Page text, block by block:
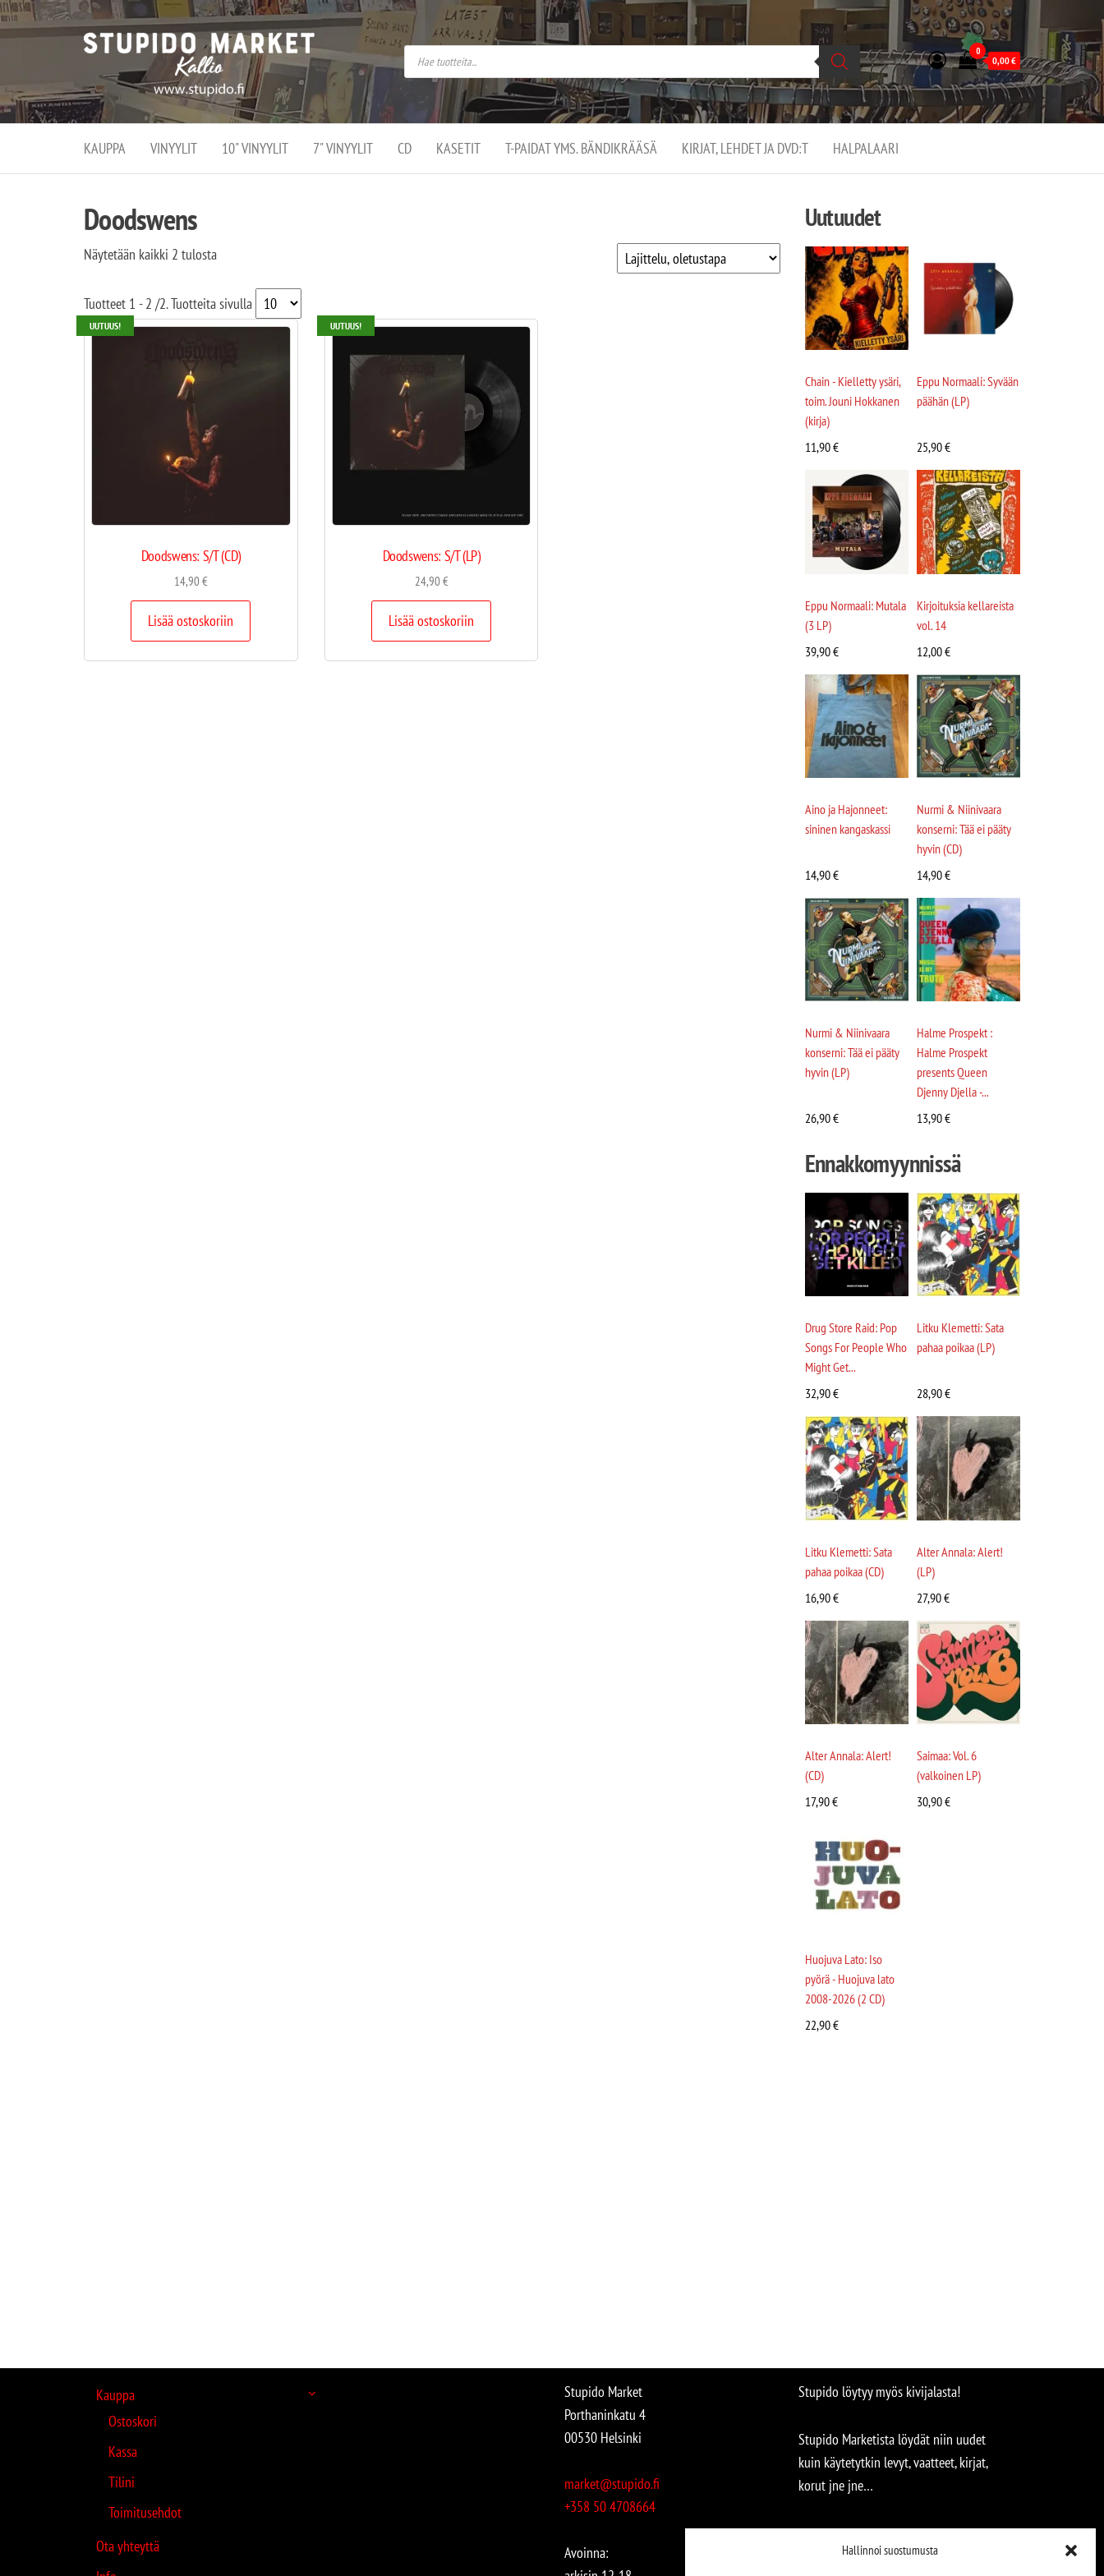
Hallinnoi suostumusta
Stupido
Market –
verkossa
ja
kivijalassa
Stupido Market on
vaihtoehtomusaan
erikoistunut
verkko- sekä
kivijalkakauppa
Helsingissä
Kallion
0
0,00€
KAUPPA VINYYLIT 10" VINYYLIT 7" VINYYLIT CD KASETIT T-PAIDAT YMS. BÄNDIKRÄÄSÄ KIRJAT, LEHDET JA DVD:T HALPALAARI
Doodswens
Näytetään kaikki 2 tulosta
Tuotteet 1 - 2 /2. Tuotteita sivulla
UUTUUS!
Doodswens: S/T (CD)
14,90€
Lisää ostoskoriin
UUTUUS!
Doodswens: S/T (LP)
24,90€
Lisää ostoskoriin
Uutuudet
Chain - Kielletty ysäri,
toim. Jouni Hokkanen
(kirja)
11,90€
Eppu Normaali: Syvään
päähän (LP)
25,90€
Eppu Normaali: Mutala
(3 LP)
39,90€
Kirjoituksia kellareista
vol. 14
12,00€
Aino ja Hajonneet:
sininen kangaskassi
14,90€
Nurmi & Niinivaara
konserni: Tää ei pääty
hyvin (CD)
14,90€
Nurmi & Niinivaara
konserni: Tää ei pääty
hyvin (LP)
26,90€
Halme Prospekt :
Halme Prospekt
presents Queen
Djenny Djella -...
13,90€
Ennakkomyynnissä
Drug Store Raid: Pop
Songs For People Who
Might Get...
32,90€
Litku Klemetti: Sata
pahaa poikaa (LP)
28,90€
Litku Klemetti: Sata
pahaa poikaa (CD)
16,90€
Alter Annala: Alert!
(LP)
27,90€
Alter Annala: Alert!
(CD)
17,90€
Saimaa: Vol. 6
(valkoinen LP)
30,90€
Huojuva Lato: Iso
pyörä - Huojuva lato
2008-2026 (2 CD)
22,90€
Kauppa
Ostoskori
Kassa
Tilini
Toimitusehdot
Ota yhteyttä
Stupido Market
Porthaninkatu 4
00530 Helsinki
market@stupido.fi
+358 50 4708664
Avoinna:
Stupido löytyy myös kivijalasta!
Stupido Marketista löydät niin uudet
kuin käytetytkin levyt, vaatteet, kirjat,
korut jne jne…